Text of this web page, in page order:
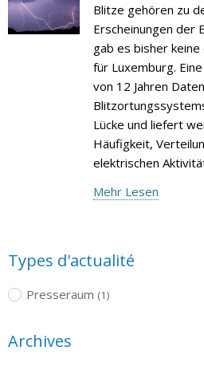
Blitze gehören zu
Erscheinungen der
gab es bisher
für Luxemburg.
von 12 Jahren
Lücke und liefert
Häufigkeit,
elektrischen
Mehr Lesen
Types d'actualité
Presseraum (1)
Archives